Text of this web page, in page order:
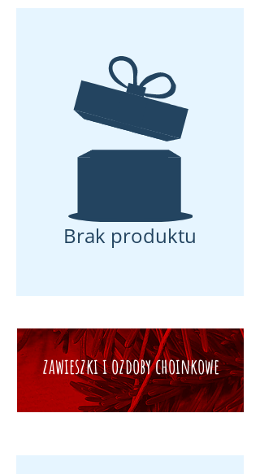
Brak produktu
zawieszki i ozdoby choinkowe